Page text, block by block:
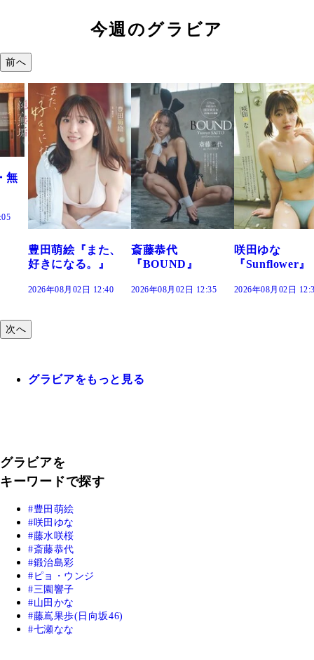
今週のグラビア
前へ
『また、
る。』
02日 12:40
斎藤恭代
『BOUND』
2026年08月02日 12:35
咲田ゆな
『Sunflower』
2026年08月02日 12:30
藤水咲
だまり』
2026年08
次へ
グラビアをもっと見る
グラビアを
キーワードで探す
豊田萌絵
咲田ゆな
藤水咲桜
斎藤恭代
鍛治島彩
ピョ・ウンジ
三園響子
山田かな
藤嶌果歩(日向坂46)
七瀬なな